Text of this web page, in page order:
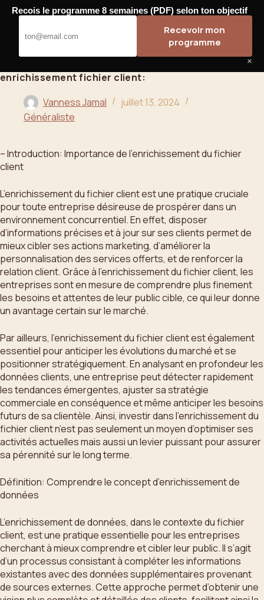
Passer
contenu
Bahoo
enrichissement fichier client:
Vanness Jamal
juillet 13, 2024
Généraliste
– Introduction: Importance de l’enrichissement du fichier
client
L’enrichissement du fichier client est une pratique cruciale
pour toute entreprise désireuse de prospérer dans un
environnement concurrentiel. En effet, disposer
d’informations précises et à jour sur ses clients permet de
mieux cibler ses actions marketing, d’améliorer la
personnalisation des services offerts, et de renforcer la
relation client. Grâce à l’enrichissement du fichier client, les
entreprises sont en mesure de comprendre plus finement
les besoins et attentes de leur public cible, ce qui leur donne
un avantage certain sur le marché.
Par ailleurs, l’enrichissement du fichier client est également
essentiel pour anticiper les évolutions du marché et se
positionner stratégiquement. En analysant en profondeur les
données clients, une entreprise peut détecter rapidement
les tendances émergentes, ajuster sa stratégie
commerciale en conséquence et même anticiper les besoins
futurs de sa clientèle. Ainsi, investir dans l’enrichissement du
fichier client n’est pas seulement un moyen d’optimiser ses
activités actuelles mais aussi un levier puissant pour assurer
sa pérennité sur le long terme.
Définition: Comprendre le concept d’enrichissement de
données
L’enrichissement de données, dans le contexte du fichier
client, est une pratique essentielle pour les entreprises
cherchant à mieux comprendre et cibler leur public. Il s’agit
d’un processus consistant à compléter les informations
existantes avec des données supplémentaires provenant
de sources externes. Cette approche permet d’obtenir une
Recois le programme 8 semaines (PDF) selon ton objectif
Recevoir mon
programme
×